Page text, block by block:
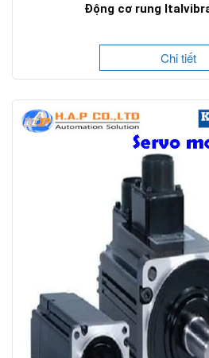
Động cơ rung
Chi tiết